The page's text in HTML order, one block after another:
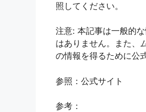
照してください。
注意: 本記事は一般的
はありません。また、
の情報を得るために公
参照：公式サイト
参考：